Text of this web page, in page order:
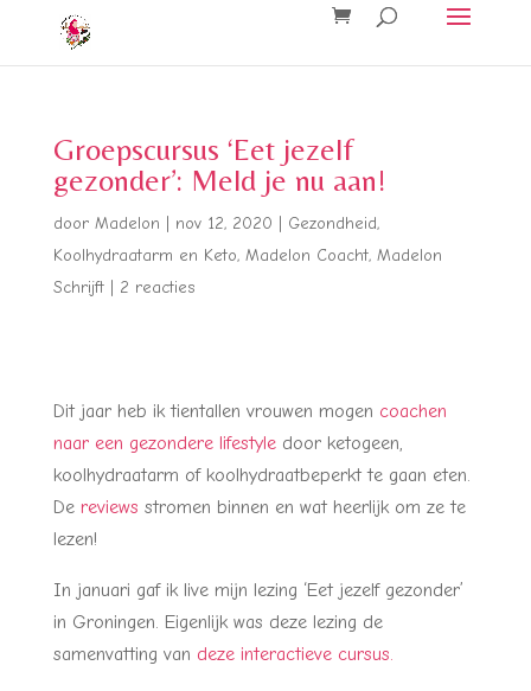
Groepscursus ‘Eet jezelf
gezonder’: Meld je nu aan!
door Madelon nov 12, 2020 Gezondheid,
Koolhydraatarm en Keto, Madelon Coacht, Madelon
Schrijft| 2 reacties
Dit jaar heb ik tientallen vrouwen mogen coachen
naar een gezondere lifestyledoor ketogeen,
koolhydraatarm of koolhydraatbeperkt te gaan eten.
De reviews stromen binnen en wat heerlijk om ze te
lezen!
In januari gaf ik live mijn lezing ‘Eet jezelf gezonder’
in Groningen. Eigenlijk was deze lezing de
samenvatting van deze interactieve cursus.